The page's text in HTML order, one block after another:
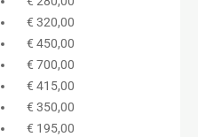
€ 320,00
€ 450,00
€ 700,00
€ 415,00
€ 350,00
€ 195,00